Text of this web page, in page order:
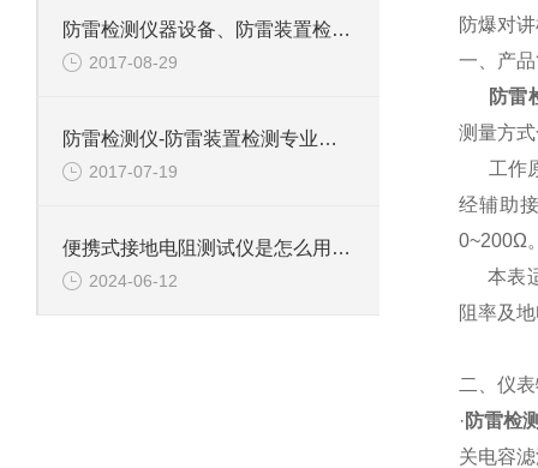
防雷检测仪器设备、防雷装置检测仪器设备-恒蜀电力提供
2017-08-29
防雷检测仪-防雷装置检测专业设备生产厂家
2017-07-19
便携式接地电阻测试仪是怎么用的？
2024-06-12
防爆对
一、产
防雷
测量方
工作原
经辅助
0~200Ω
本表适
阻率及
二、仪
· 防雷检
关电容